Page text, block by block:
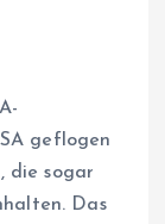
geflogen
die sogar
Das